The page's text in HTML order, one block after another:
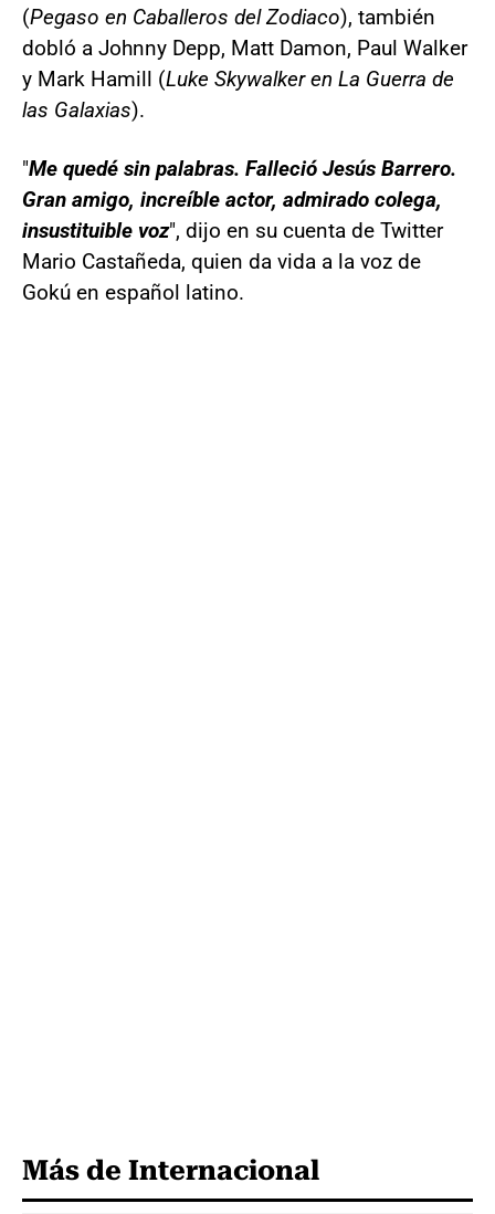
(Pegaso en Caballeros del Zodiaco), también
dobló a Johnny Depp, Matt Damon, Paul Walker
y Mark Hamill (Luke Skywalker en La Guerra de
las Galaxias).
"Me quedé sin palabras. Falleció Jesús Barrero.
Gran amigo, increíble actor, admirado colega,
insustituible voz", dijo en su cuenta de Twitter
Mario Castañeda, quien da vida a la voz de
Gokú en español latino.
Más de Internacional